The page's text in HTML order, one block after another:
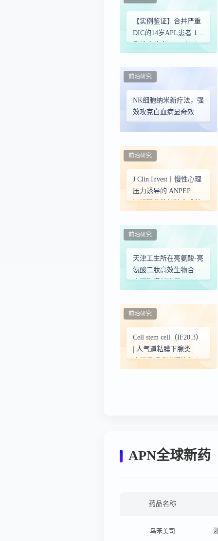
【实例鉴证】合并严重
DIC的14岁APL患者 1
例诊疗体会 —— 从凶
NK细胞纳米新疗法，强
效攻克白血病显奇效
前沿研究
J Clin Invest丨慢性心理
压力诱导的 ANPEP 通
过增强谷胱甘肽合成并
展
前沿研究
天津工生所在亮氨酸-亮
氨酸二肽高效生物合成
方面取得新进展
前沿研究
Cell stem cell（IF20.3）
| 人气道粘膜下腺类器
官揭示呼吸道感染与炎
前沿研究
APN全球新药
药品名称
乌苯美司